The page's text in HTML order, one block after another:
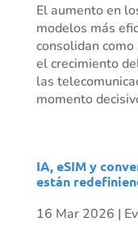
El aumento en
modelos más
consolidan
el crecimiento
las
momento
IA, eSIM y
están
16 Mar 2026 |